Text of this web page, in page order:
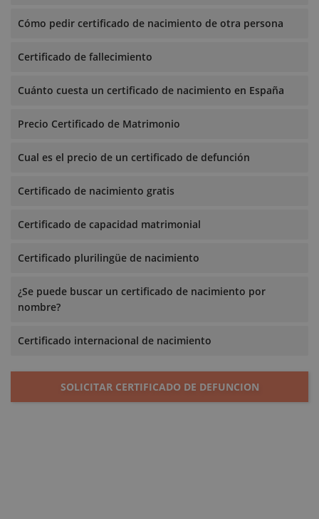
Cómo pedir certificado de nacimiento de otra persona
Certificado de fallecimiento
Cuánto cuesta un certificado de nacimiento en España
Precio Certificado de Matrimonio
Cual es el precio de un certificado de defunción
Certificado de nacimiento gratis
Certificado de capacidad matrimonial
Certificado plurilingüe de nacimiento
¿Se puede buscar un certificado de nacimiento por
nombre?
Certificado internacional de nacimiento
SOLICITAR CERTIFICADO DE DEFUNCION